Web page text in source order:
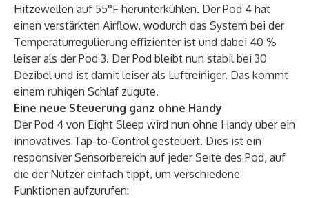
Hitzewellen auf 55°F herunterkühlen. Der Pod 4 hat
einen verstärkten Airflow, wodurch das System bei der
Temperaturregulierung effizienter ist und dabei 40 %
leiser als der Pod 3. Der Pod bleibt nun stabil bei 30
Dezibel und ist damit leiser als Luftreiniger. Das kommt
einem ruhigen Schlaf zugute.
Eine neue Steuerung ganz ohne Handy
Der Pod 4 von Eight Sleep wird nun ohne Handy über ein
innovatives Tap-to-Control gesteuert. Dies ist ein
responsiver Sensorbereich auf jeder Seite des Pod, auf
die der Nutzer einfach tippt, um verschiedene
Funktionen aufzurufen: